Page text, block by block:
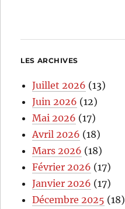
LES ARCHIVES
Juillet 2026 (13)
Juin 2026 (12)
Mai 2026 (17)
Avril 2026 (18)
Mars 2026 (18)
Février 2026 (17)
Janvier 2026 (17)
Décembre 2025 (18)